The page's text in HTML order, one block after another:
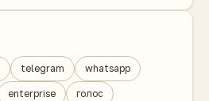
telegram whatsapp
enterprise голос